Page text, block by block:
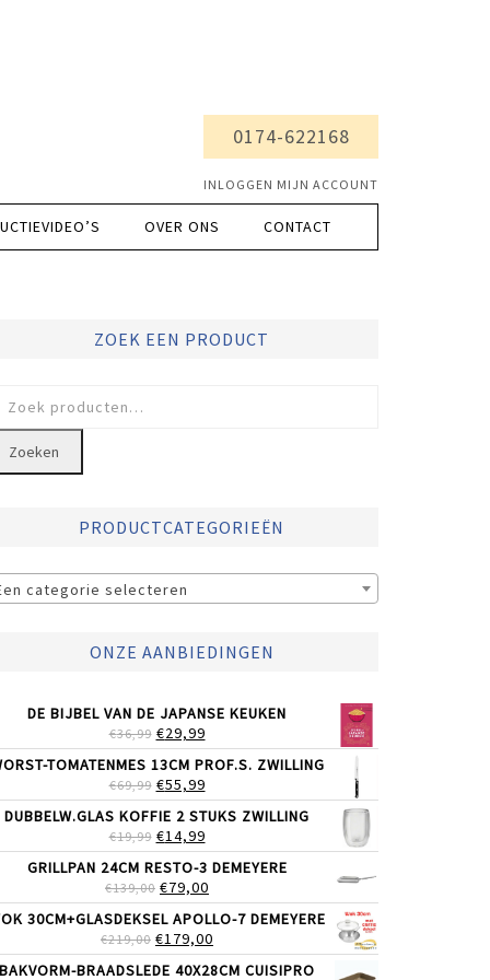
0174-622168
INLOGGEN MIJN ACCOUNT
OVER ONS CONTACT
ZOEK EEN PRODUCT
Zoeken
PRODUCTCATEGORIEËN
categorie selecteren
ONZE AANBIEDINGEN
DE BIJBEL VAN DE JAPANSE KEUKEN
€36,99 OORSPRONKELIJKE
PRIJS
WAS:
€36,99.
€29,99HUIDIGE
PRIJS
IS:
€29,99.
TOMATENMES 13CM PROF.S. ZWILLING
€69,99 OORSPRONKELIJKE
PRIJS
WAS:
€69,99.
€55,99HUIDIGE
PRIJS
IS:
€55,99.
DUBBELW.GLAS KOFFIE 2 STUKS ZWILLING
€19,99 OORSPRONKELIJKE
PRIJS
WAS:
€19,99.
€14,99HUIDIGE
PRIJS
IS:
€14,99.
GRILLPAN 24CM RESTO-3 DEMEYERE
€139,00 OORSPRONKELIJKE
PRIJS
WAS:
€139,00.
€79,00
PRIJS
IS:
€79,00.
30CM+GLASDEKSEL APOLLO-7 DEMEYERE
€219,00 OORSPRONKELIJKE
PRIJS
€179,00
PRIJS
BAKVORM-BRAADSLEDE 40X28CM CUISIPRO